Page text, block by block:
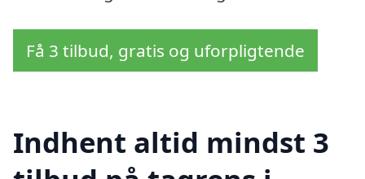
Få 3 tilbud, gratis og uforpligtende
Indhent altid mindst 3